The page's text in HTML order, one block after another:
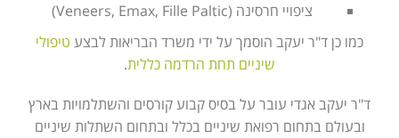
ציפויי חרסינה (Veneers, Emax, Fille Paltic)
כמו כן ד"ר יעקב הוסמך על ידי משרד הבריאות לבצע טיפולי
שיניים תחת הרדמה כללית.
ד"ר יעקב אגדי עובר על בסיס קבוע קורסים והשתלמויות בארץ
ובעולם בתחום רפואת שיניים בכלל ובתחום השתלות שיניים